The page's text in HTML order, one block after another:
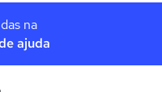
na
ajuda